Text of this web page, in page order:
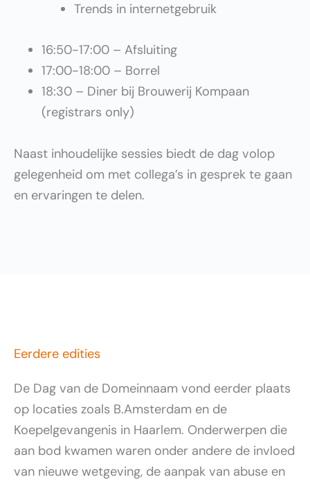
Trends in internetgebruik
16:50-17:00 – Afsluiting
17:00-18:00 – Borrel
18:30 – Diner bij Brouwerij Kompaan
(registrars only)
Naast inhoudelijke sessies biedt de dag volop
gelegenheid om met collega’s in gesprek te gaan
en ervaringen te delen.
Eerdere edities
De Dag van de Domeinnaam vond eerder plaats
op locaties zoals B.Amsterdam en de
Koepelgevangenis in Haarlem. Onderwerpen die
aan bod kwamen waren onder andere de invloed
van nieuwe wetgeving, de aanpak van abuse en